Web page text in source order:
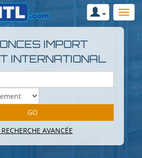
IMPORT
INTERNATIONAL
AVANCÉE